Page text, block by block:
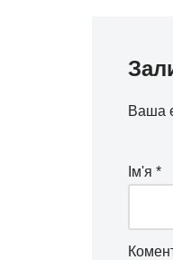
Ваша
Ім'я *